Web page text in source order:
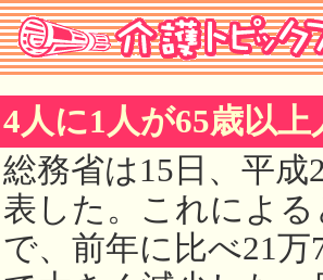
4人に1人が65歳以
総務省は15日、平成
表した。これによる
で、前年に比べ21